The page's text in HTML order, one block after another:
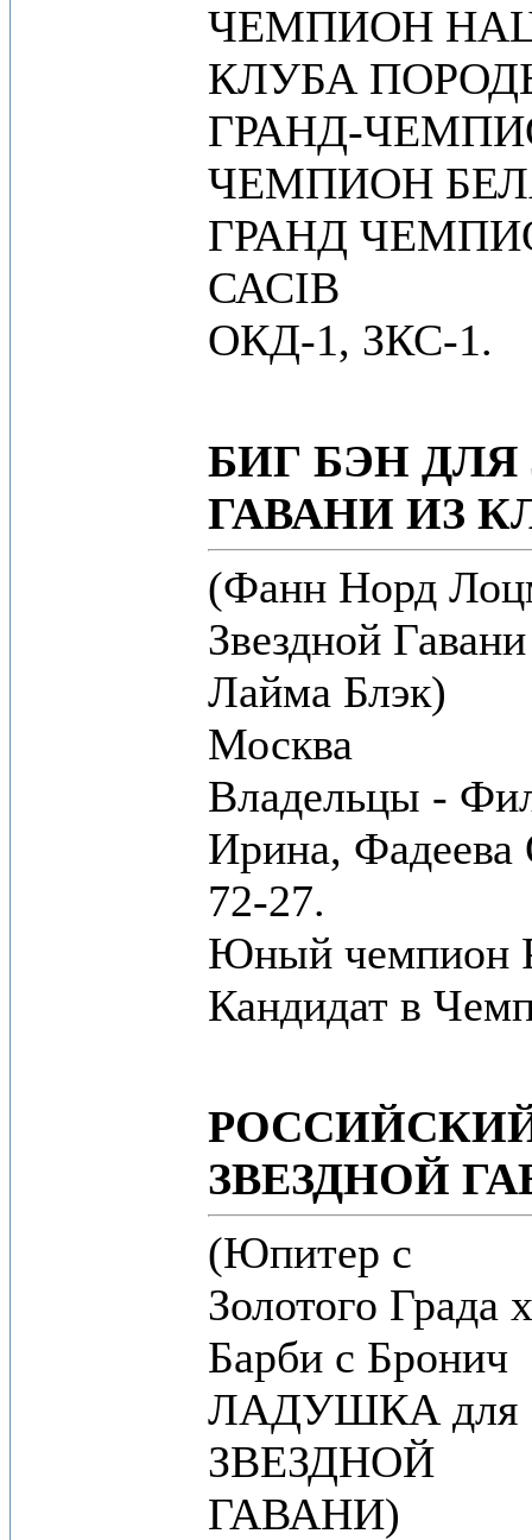
ЧЕМПИОН
КЛУБА
ГРАНД-
ЧЕМПИОН
ГРАНД
САСIB
ОКД-1, ЗКС-1.
БИГ БЭН ДЛЯ
ГАВАНИ ИЗ
(Фанн Норд
Звездной
Лайма Блэк)
Москва
Владельцы -
Ирина, Фадеева
72-27.
Юный чемпион
Кандидат в
ЗВЕЗДНОЙ
(Юпитер с
Золотого Града х
Барби с Бронич
ЛАДУШКА для
ЗВЕЗДНОЙ
ГАВАНИ)